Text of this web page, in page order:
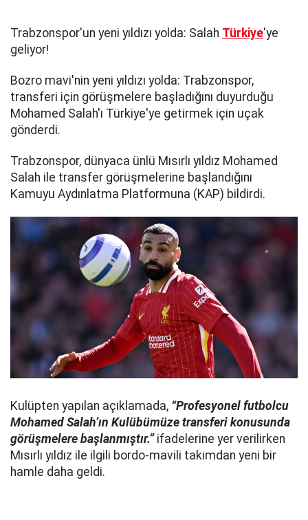
Trabzonspor'un yeni yıldızı yolda: Salah Türkiye'ye
geliyor!
Bozro mavi'nin yeni yıldızı yolda: Trabzonspor,
transferi için görüşmelere başladığını duyurduğu
Mohamed Salah'ı Türkiye'ye getirmek için uçak
gönderdi.
Trabzonspor, dünyaca ünlü Mısırlı yıldız Mohamed
Salah ile transfer görüşmelerine başlandığını
Kamuyu Aydınlatma Platformuna (KAP) bildirdi.
Kulüpten yapılan açıklamada, “Profesyonel futbolcu
Mohamed Salah’ın Kulübümüze transferi konusunda
görüşmelere başlanmıştır.”ifadelerine yer verilirken
Mısırlı yıldız ile ilgili bordo-mavili takımdan yeni bir
hamle daha geldi.